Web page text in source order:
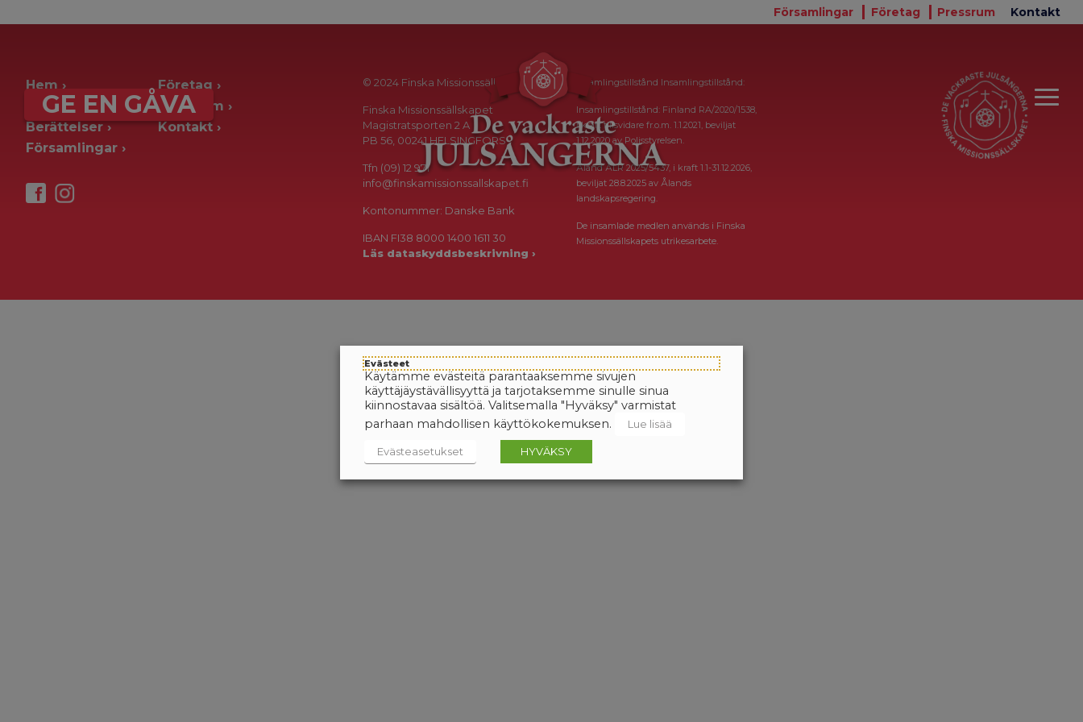
Församlingar Företag Pressrum Kontakt
GE EN GÅVA
Hem
Ge en gåva
Berättelser
Församlingar
Företag
Pressrum
Kontakt
© 2024 Finska Missionssällskapet
Finska Missionssällskapet
Magistratsporten 2 A
PB 56, 00241 HELSINGFORS
Tfn (09) 12 971
info@finskamissionssallskapet.fi
Kontonummer: Danske Bank
IBAN FI38 8000 1400 1611 30
Läs dataskyddsbeskrivning ›
Insamlingstillstånd Insamlingstillstånd:
Insamlingstillstånd: Finland RA/2020/1538,
i kraft tillsvidare fr.o.m. 1.1.2021, beviljat
1.12.2020 av Polisstyrelsen.
Åland ÅLR 2025/5437, i kraft 1.1-31.12.2026,
beviljat 28.8.2025 av Ålands
landskapsregering.
De insamlade medlen används i Finska
Missionssällskapets utrikesarbete.
Evästeet
Käytämme evästeitä parantaaksemme sivujen
käyttäjäystävällisyyttä ja tarjotaksemme sinulle sinua
kiinnostavaa sisältöä. Valitsemalla "Hyväksy" varmistat
parhaan mahdollisen käyttökokemuksen.
Lue lisää
Evästeasetukset HYVÄKSY